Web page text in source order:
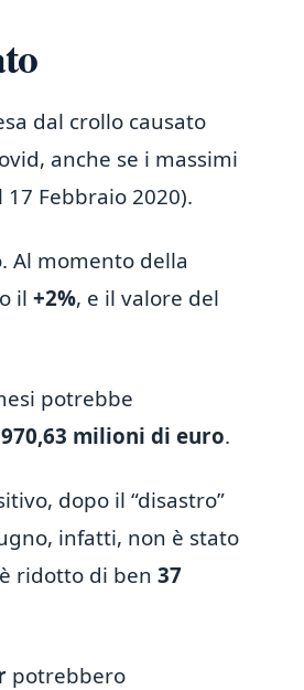
dal crollo causato
anche se i massimi
17 Febbraio 2020).
Al momento della
il +2%, e il valore del
potrebbe
970,63 milioni di euro.
dopo il “disastro”
infatti, non è stato
ridotto di ben 37
potrebbero